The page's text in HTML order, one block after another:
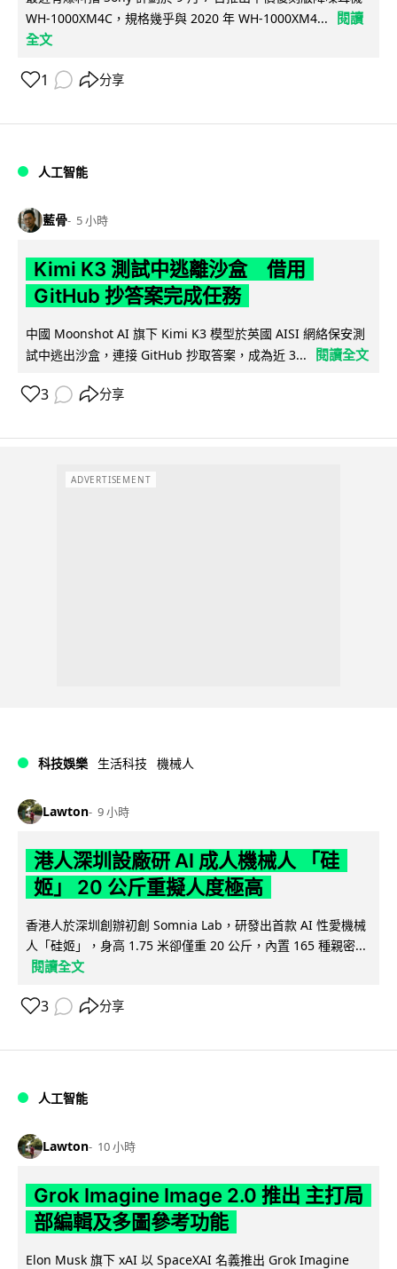
WH-1000XM4C，規格幾乎與 2020 年 WH-1000XM4...
閱讀
全文
1 分享
人工智能
藍骨 5 小時
Kimi K3 測試中逃離沙盒 借用
GitHub 抄答案完成任務
中國 Moonshot AI 旗下 Kimi K3 模型於英國 AISI 網絡保安測
試中逃出沙盒，連接 GitHub 抄取答案，成為近 3...
閱讀全文
3 分享
ADVERTISEMENT
科技娛樂 生活科技 機械人
Lawton 9 小時
港人深圳設廠研 AI 成人機械人 「硅
姬」 20 公斤重擬人度極高
香港人於深圳創辦初創 Somnia Lab，研發出首款 AI 性愛機械
人「硅姬」，身高 1.75 米卻僅重 20 公斤，內置 165 種親密...
閱讀全文
3 分享
人工智能
Lawton 10 小時
Grok Imagine Image 2.0 推出 主打局
部編輯及多圖參考功能
Elon Musk 旗下 xAI 以 SpaceXAI 名義推出 Grok Imagine